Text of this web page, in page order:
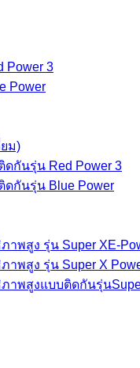
Power 3
Power
ม)
กันรุ่น Red Power 3
กันรุ่น Blue Power
สูง รุ่น Super XE-
สูง รุ่น Super X
พสูงแบบติดกันรุ่น